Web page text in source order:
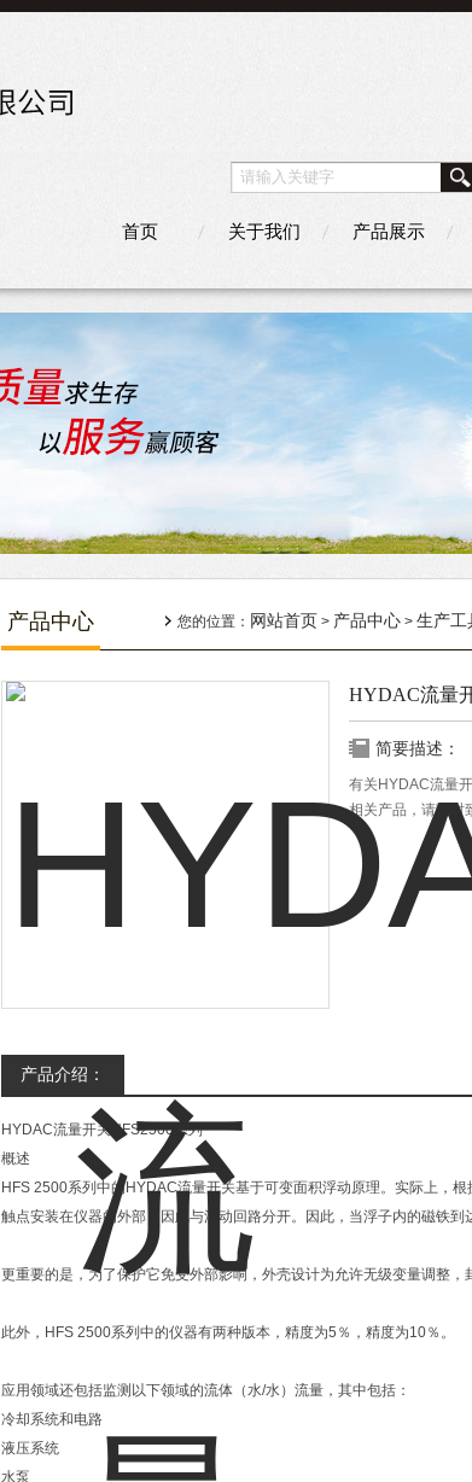
首页 关于我们 产品展示
产品中心 您的位置： 网站首页 > 产品中心 > 生产工
HYDAC流量
简要描述：
有关HYDAC流量
相关产品，请随时
产品介绍：
HYDAC流量开关HFS2500系列
概述
HFS 2500系列中的HYDAC流量开关基于可变面积浮动原理。实际上，
触点安装在仪器的外部，因此与流动回路分开。因此，当浮子内的磁铁到
更重要的是，为了保护它免受外部影响，外壳设计为允许无级变量调整，
此外，HFS 2500系列中的仪器有两种版本，精度为5％，精度为10％。
应用领域还包括监测以下领域的流体（水/水）流量，其中包括：
冷却系统和电路
液压系统
水泵